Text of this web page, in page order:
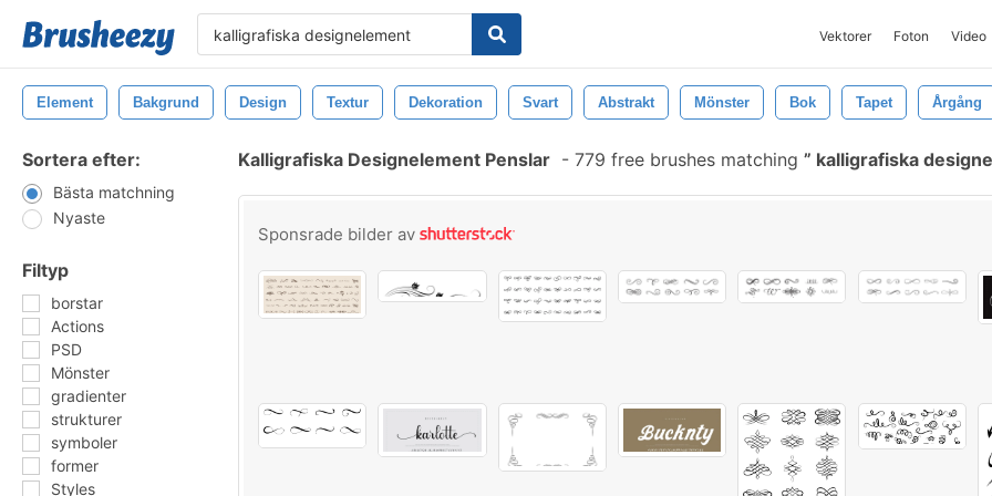
Vektorer Foton Video
Element Bakgrund Design Textur Dekoration Svart Abstrakt Mönster Bok Tapet Årgång
Sortera efter:
Bästa matchning
Nyaste
Filtyp
borstar
Actions
PSD
Mönster
gradienter
strukturer
symboler
former
Styles
Kalligrafiska Designelement Penslar - 779 free brushes matching kalligrafiska
Sponsrade bilder av